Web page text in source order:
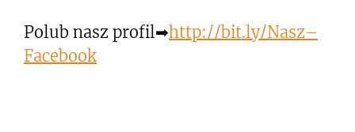
Polub nasz profil➡http://bit.ly/Nasz–
Facebook